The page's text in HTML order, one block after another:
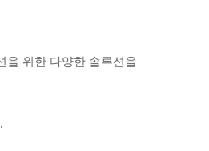
을 위한 다양한 솔루션을